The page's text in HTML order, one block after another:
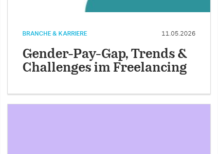
BRANCHE & KARRIERE 11.05.2026
Gender-Pay-Gap, Trends &
Challenges im Freelancing